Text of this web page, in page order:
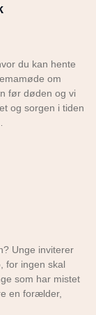
du kan hente
om
før døden og vi
og sorgen i tiden
Unge inviterer
for ingen skal
som har mistet
en forælder,